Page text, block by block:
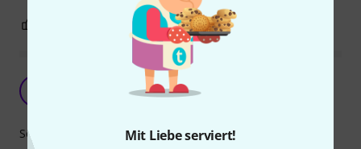
Mit Liebe serviert!
BEWERTUNG MELDEN
Empfehlenswert
Teftie 10.10.2024
Sound